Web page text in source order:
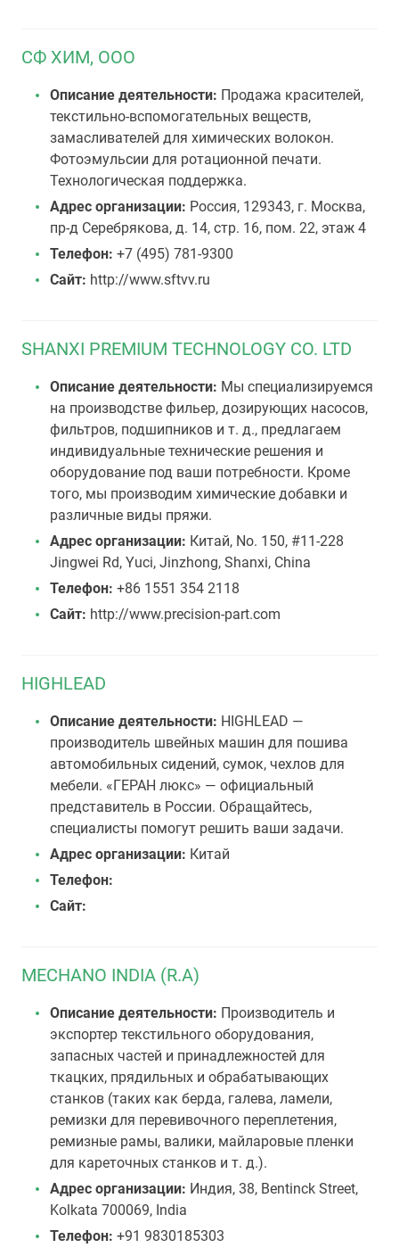
СФ ХИМ, ООО
Описание деятельности: Продажа красителей,
текстильно-вспомогательных веществ,
замасливателей для химических волокон.
Фотоэмульсии для ротационной печати.
Технологическая поддержка.
Адрес организации: Россия, 129343, г. Москва,
пр-д Серебрякова, д. 14, стр. 16, пом. 22, этаж 4
Телефон: +7 (495) 781-9300
Сайт: http://www.sftvv.ru
SHANXI PREMIUM TECHNOLOGY CO. LTD
Описание деятельности: Мы специализируемся
на производстве фильер, дозирующих насосов,
фильтров, подшипников и т. д., предлагаем
индивидуальные технические решения и
оборудование под ваши потребности. Кроме
того, мы производим химические добавки и
различные виды пряжи.
Адрес организации: Китай, No. 150, #11-228
Jingwei Rd, Yuci, Jinzhong, Shanxi, China
Телефон: +86 1551 354 2118
Сайт: http://www.precision-part.com
HIGHLEAD
Описание деятельности: HIGHLEAD —
производитель швейных машин для пошива
автомобильных сидений, сумок, чехлов для
мебели. «ГЕРАН люкс» — официальный
представитель в России. Обращайтесь,
специалисты помогут решить ваши задачи.
Адрес организации: Китай
Телефон:
Сайт:
MECHANO INDIA (R.A)
Описание деятельности: Производитель и
экспортер текстильного оборудования,
запасных частей и принадлежностей для
ткацких, прядильных и обрабатывающих
станков (таких как берда, галева, ламели,
ремизки для перевивочного переплетения,
ремизные рамы, валики, майларовые пленки
для кареточных станков и т. д.).
Адрес организации: Индия, 38, Bentinck Street,
Kolkata 700069, India
Телефон: +91 9830185303